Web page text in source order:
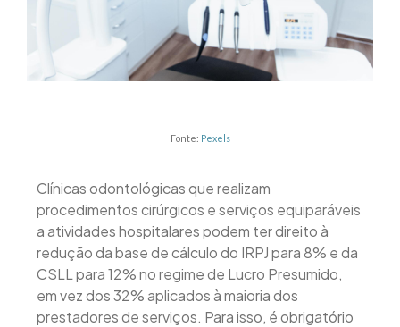
Fonte: Pexels
Clínicas odontológicas que realizam
procedimentos cirúrgicos e serviços equiparáveis
a atividades hospitalares podem ter direito à
redução da base de cálculo do IRPJ para 8% e da
CSLL para 12% no regime de Lucro Presumido,
em vez dos 32% aplicados à maioria dos
prestadores de serviços. Para isso, é obrigatório